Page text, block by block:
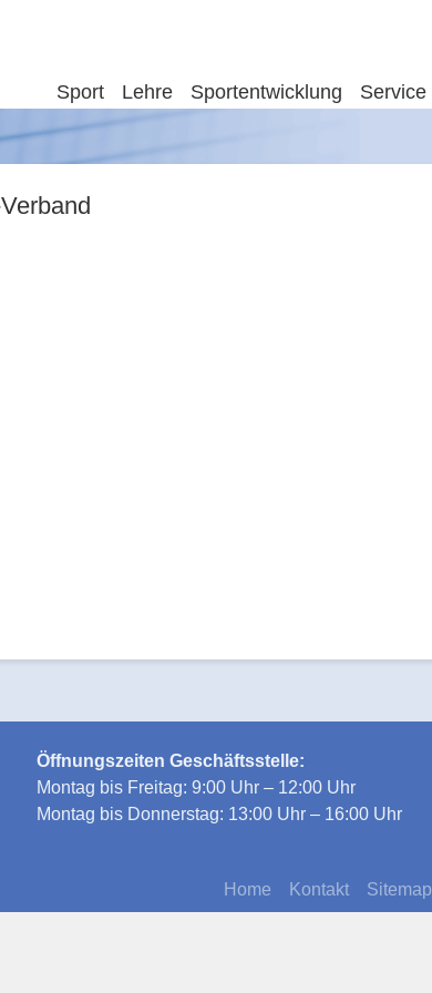
Sport Lehre Sportentwicklung Service
Öffnungszeiten Geschäftsstelle:
Montag bis Freitag: 9:00 Uhr – 12:00 Uhr
Montag bis Donnerstag: 13:00 Uhr – 16:00 Uhr
Home Kontakt Sitemap